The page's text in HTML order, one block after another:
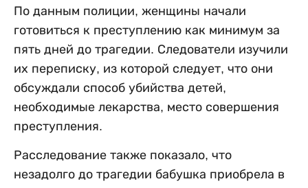
По данным полиции, женщины начали
готовиться к преступлению как минимум за
пять дней до трагедии. Следователи изучили
их переписку, из которой следует, что они
обсуждали способ убийства детей,
необходимые лекарства, место совершения
преступления.
Расследование также показало, что
незадолго до трагедии бабушка приобрела в